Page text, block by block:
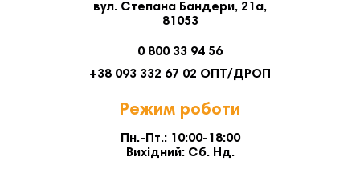
вул. Степана Бандери, 21а,
81053
0 800 33 94 56
+38 093 332 67 02 ОПТ/ДРОП
Режим роботи
Пн.-Пт.: 10:00-18:00
Вихідний: Сб. Нд.